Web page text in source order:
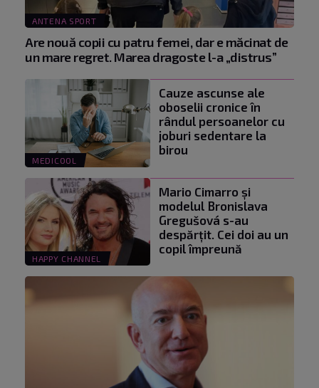
ANTENA SPORT
Are nouă copii cu patru femei, dar e măcinat de
un mare regret. Marea dragoste l-a „distrus”
MEDICOOL
Cauze ascunse ale
oboselii cronice în
rândul persoanelor cu
joburi sedentare la
birou
HAPPY CHANNEL
Mario Cimarro și
modelul Bronislava
Gregušová s-au
despărțit. Cei doi au un
copil împreună